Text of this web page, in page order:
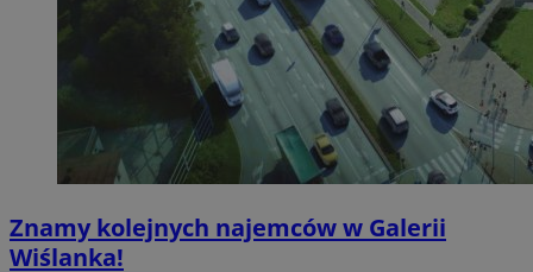
Znamy kolejnych najemców w Galerii
Wiślanka!